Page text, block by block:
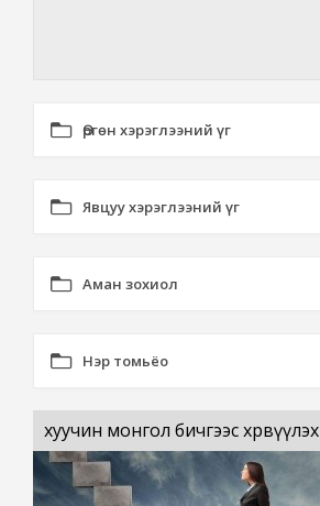
Өргөн хэрэглээний үг
Явцуу хэрэглээний үг
Аман зохиол
Нэр томьёо
хуучин монгол бичгээс хөрвүүлэх